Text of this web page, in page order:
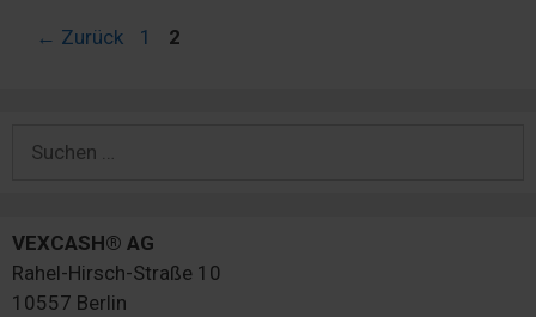
← Zurück Seite
1 Seite
2
VEXCASH® AG
Rahel-Hirsch-Straße 10
10557 Berlin